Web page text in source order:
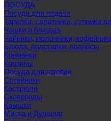
ПОСУДА
Посуда для подачи
Тарелки, салатники, супники
Чашки и блюдца
Чайники, молочники,
Блюда, подставки, подносы
Креманки
Корзины
Посуда для готовки
Сотейники
Кастрюли
Сковороды
Крышки
Миска и Дуршлаг